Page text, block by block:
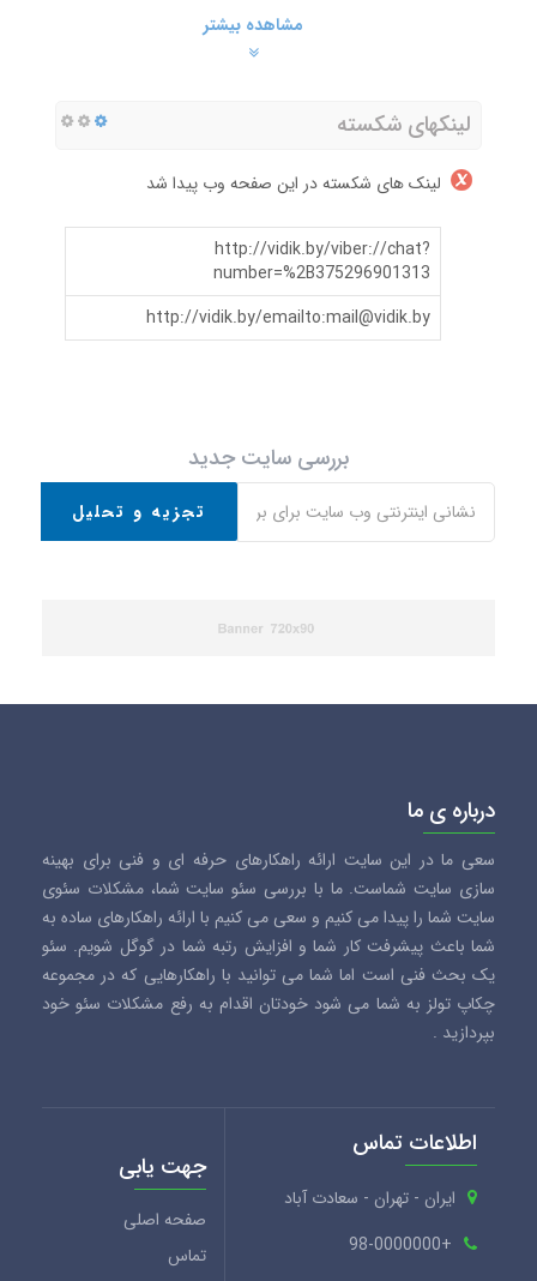
مشاهده بیشتر
لینکهای شکسته
لینک های شکسته در این صفحه وب پیدا شد
http://vidik.by/viber://chat?
number=%2B375296901313
http://vidik.by/emailto:mail@vidik.by
بررسی سایت جدید
تجزیه و تحلیل
درباره ی ما
سعی ما در این سایت ارائه راهکارهای حرفه ای و فنی برای بهینه
سازی سایت شماست. ما با بررسی سئو سایت شما، مشکلات سئوی
سایت شما را پیدا می کنیم و سعی می کنیم با ارائه راهکارهای ساده به
شما باعث پیشرفت کار شما و افزایش رتبه شما در گوگل شویم. سئو
یک بحث فنی است اما شما می توانید با راهکارهایی که در مجموعه
چکاپ تولز به شما می شود خودتان اقدام به رفع مشکلات سئو خود
بپردازید .
اطلاعات تماس
ایران - تهران - سعادت آباد
+98-0000000
جهت یابی
صفحه اصلی
تماس